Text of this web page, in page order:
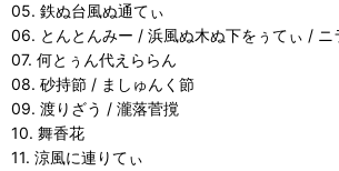
05. 鉄ぬ台風ぬ通てぃ
06. とんとんみー / 浜風ぬ木ぬ下をぅてぃ / ニ
07. 何とぅん代えららん
08. 砂持節 / ましゅんく節
09. 渡りざう / 瀧落菅撹
10. 舞香花
11. 涼風に連りてぃ